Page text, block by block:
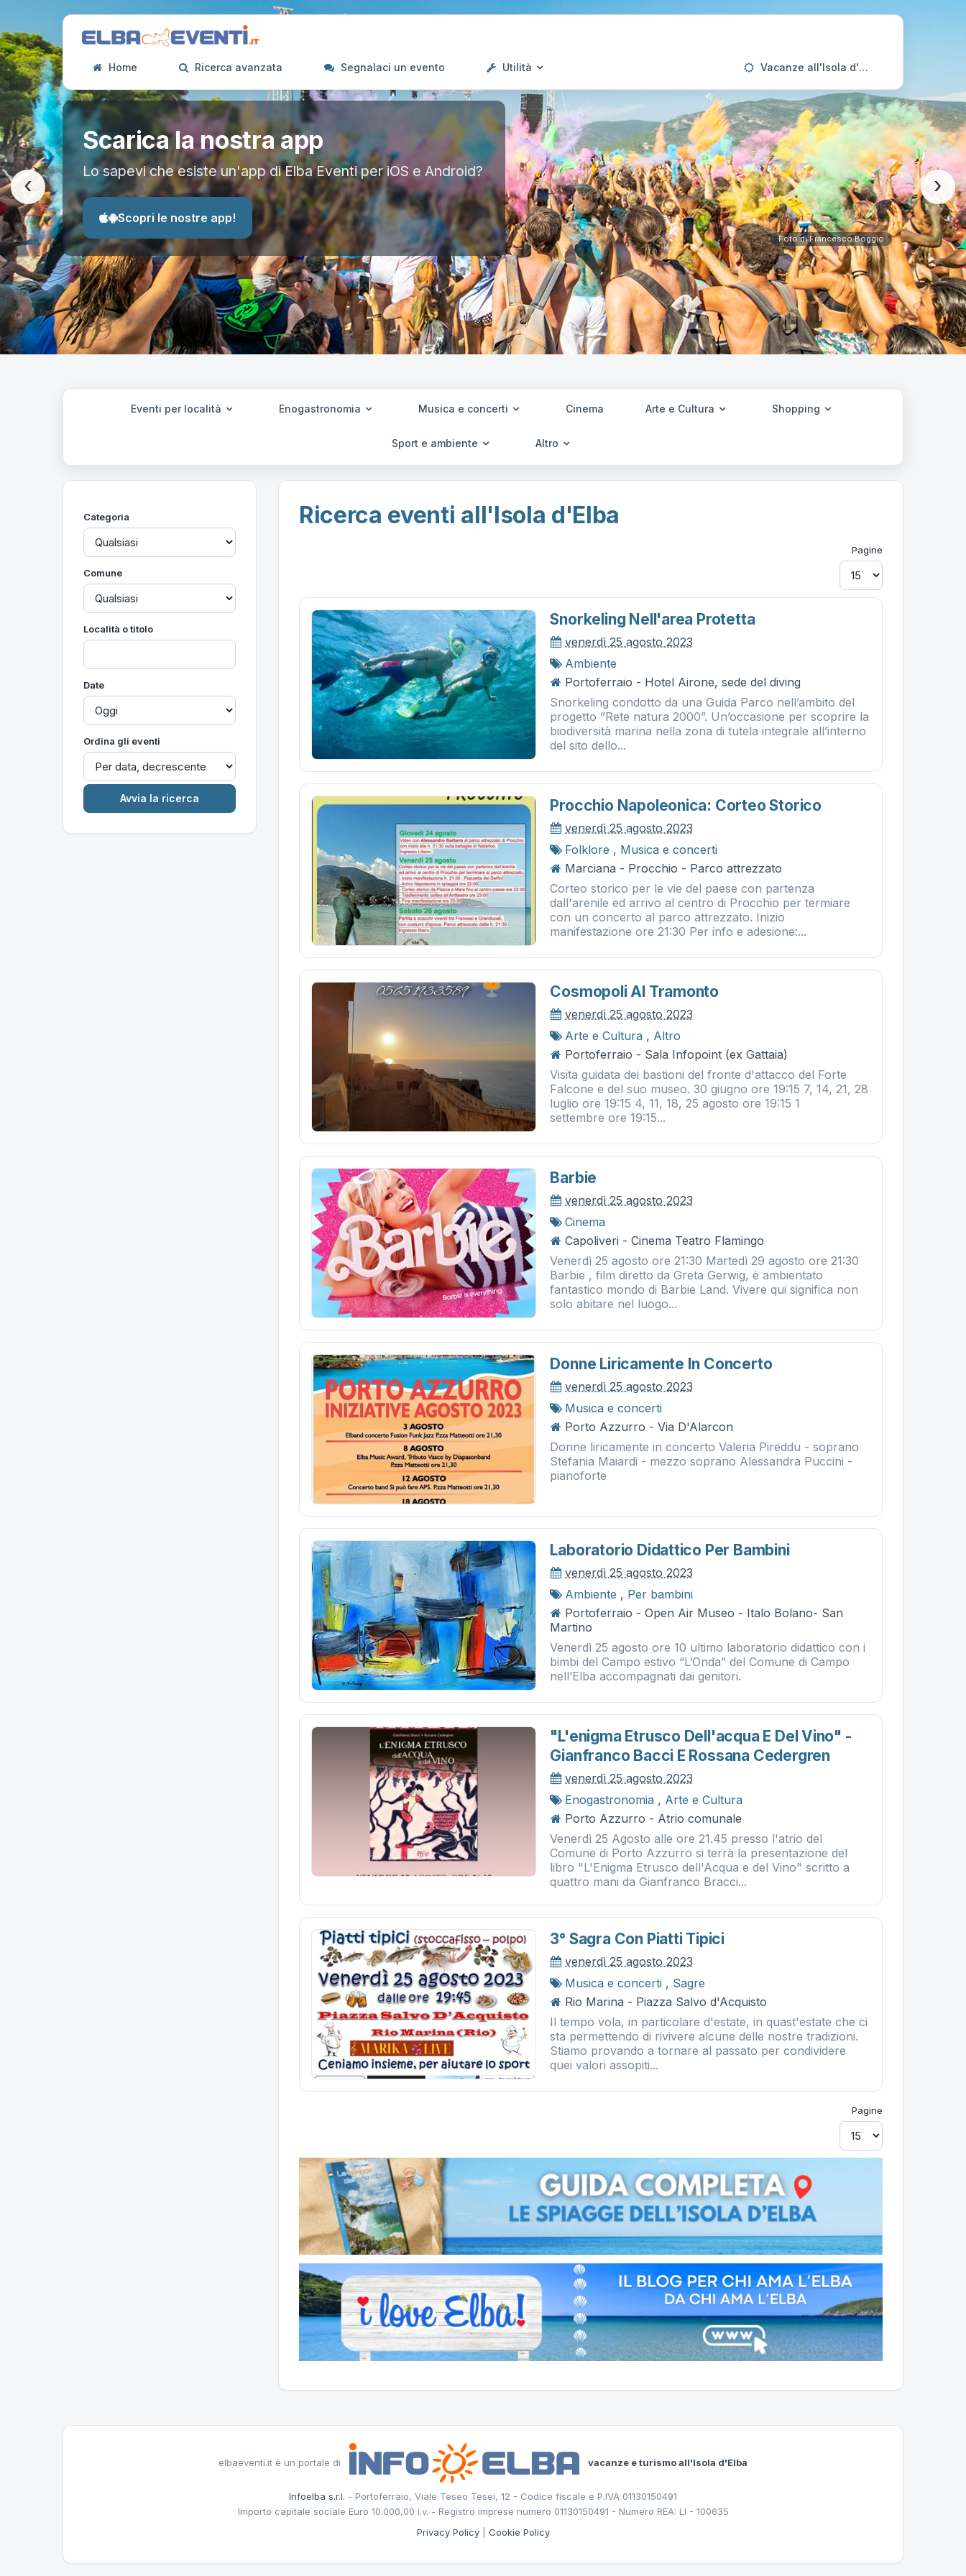
Home Ricerca avanzata Segnalaci un evento Utilità Vacanze all'Isola d'Elba
Scarica la nostra app
Lo sapevi che esiste un'app di Elba Eventi per iOS e Android?
Scopri le nostre app!
Foto di Francesco Boggio
‹ ›
Eventi per località Enogastronomia Musica e concerti Cinema Arte e Cultura Shopping
Sport e ambiente Altro
Categoria
Comune
Località o titolo
Date
Ordina gli eventi
Ricerca eventi all'Isola d'Elba
Pagine
Snorkeling Nell'area Protetta
venerdì 25 agosto 2023
Ambiente
Portoferraio - Hotel Airone, sede del diving
Snorkeling condotto da una Guida Parco nell’ambito del
progetto ”Rete natura 2000”. Un’occasione per scoprire la
biodiversità marina nella zona di tutela integrale all’interno
del sito dello...
Procchio Napoleonica: Corteo Storico
venerdì 25 agosto 2023
Folklore , Musica e concerti
Marciana - Procchio - Parco attrezzato
Corteo storico per le vie del paese con partenza
dall'arenile ed arrivo al centro di Procchio per termiare
con un concerto al parco attrezzato. Inizio
manifestazione ore 21:30 Per info e adesione:...
Cosmopoli Al Tramonto
venerdì 25 agosto 2023
Arte e Cultura , Altro
Portoferraio - Sala Infopoint (ex Gattaia)
Visita guidata dei bastioni del fronte d'attacco del Forte
Falcone e del suo museo. 30 giugno ore 19:15 7, 14, 21, 28
luglio ore 19:15 4, 11, 18, 25 agosto ore 19:15 1
settembre ore 19:15...
Barbie
venerdì 25 agosto 2023
Cinema
Capoliveri - Cinema Teatro Flamingo
Venerdì 25 agosto ore 21:30 Martedì 29 agosto ore 21:30
Barbie , film diretto da Greta Gerwig, è ambientato
fantastico mondo di Barbie Land. Vivere qui significa non
solo abitare nel luogo...
Donne Liricamente In Concerto
venerdì 25 agosto 2023
Musica e concerti
Porto Azzurro - Via D'Alarcon
Donne liricamente in concerto Valeria Pireddu - soprano
Stefania Maiardi - mezzo soprano Alessandra Puccini -
pianoforte
Laboratorio Didattico Per Bambini
venerdì 25 agosto 2023
Ambiente , Per bambini
Portoferraio - Open Air Museo - Italo Bolano- San
Martino
Venerdì 25 agosto ore 10 ultimo laboratorio didattico con i
bimbi del Campo estivo “L’Onda” del Comune di Campo
nell’Elba accompagnati dai genitori.
"l'enigma Etrusco Dell'acqua E Del Vino" -
Gianfranco Bacci E Rossana Cedergren
venerdì 25 agosto 2023
Enogastronomia , Arte e Cultura
Porto Azzurro - Atrio comunale
Venerdì 25 Agosto alle ore 21.45 presso l'atrio del
Comune di Porto Azzurro si terrà la presentazione del
libro "L'Enigma Etrusco dell'Acqua e del Vino" scritto a
quattro mani da Gianfranco Bracci...
3° Sagra Con Piatti Tipici
venerdì 25 agosto 2023
Musica e concerti , Sagre
Rio Marina - Piazza Salvo d'Acquisto
Il tempo vola, in particolare d'estate, in quast'estate che ci
sta permettendo di rivivere alcune delle nostre tradizioni.
Stiamo provando a tornare al passato per condividere
quei valori assopiti...
Pagine
elbaeventi.it è un portale di vacanze e turismo all'Isola d'Elba
Infoelba s.r.l. - Portoferraio, Viale Teseo Tesei, 12 - Codice fiscale e P.IVA 01130150491
Importo capitale sociale Euro 10.000,00 i.v. - Registro imprese numero 01130150491 - Numero REA: LI - 100635
Privacy Policy| Cookie Policy